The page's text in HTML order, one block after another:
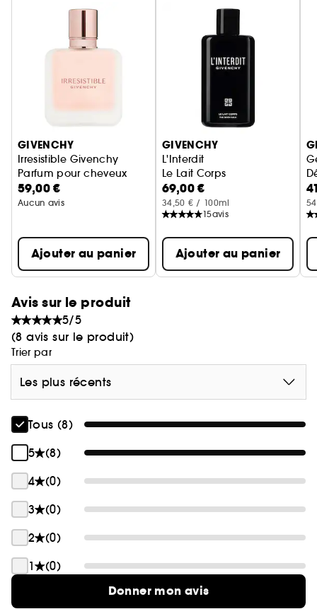
Ignorer le carrousel produits
GIVENCHY
Irresistible Givenchy
Parfum pour cheveux
59,00 €
Aucun avis
Ajouter au panier
GIVENCHY
L'Interdit
Le Lait Corps
69,00 €
34,50 € / 100ml
15avis
Ajouter au panier
Avis sur le produit
5/5
(8 avis sur le produit)
Trier par
Les plus récents
Tous (8)
5
(8)
4
(0)
3
(0)
2
(0)
1
(0)
Donner mon avis